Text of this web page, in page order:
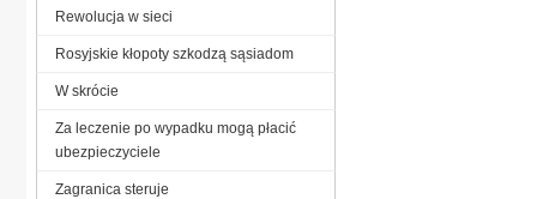
Rewolucja w sieci
Rosyjskie kłopoty szkodzą sąsiadom
W skrócie
Za leczenie po wypadku mogą płacić
ubezpieczyciele
Zagranica steruje